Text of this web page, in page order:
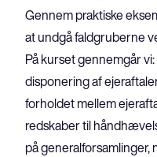
Gennem praktiske
at undgå faldgruberne
På kurset gennemgår vi:
disponering af
forholdet mellem
redskaber til
på generalforsamlinger,